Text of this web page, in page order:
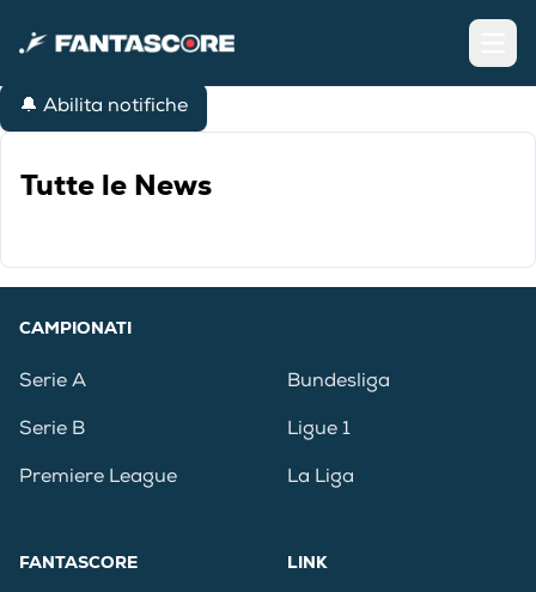
🔔 Abilita notifiche
Tutte le News
CAMPIONATI
Serie A
Serie B
Premiere League
Bundesliga
Ligue 1
La Liga
FANTASCORE LINK